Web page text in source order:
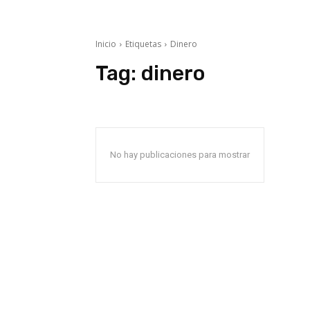
Inicio Etiquetas Dinero
Tag: dinero
No hay publicaciones para mostrar